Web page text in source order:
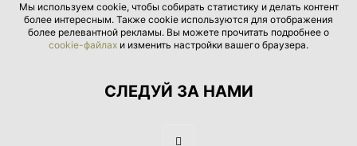
Мы используем cookie, чтобы собирать статистику и делать контент
более интересным. Также cookie используются для отображения
более релевантной рекламы. Вы можете прочитать подробнее о
cookie-файлах и изменить настройки вашего браузера.
СЛЕДУЙ ЗА НАМИ